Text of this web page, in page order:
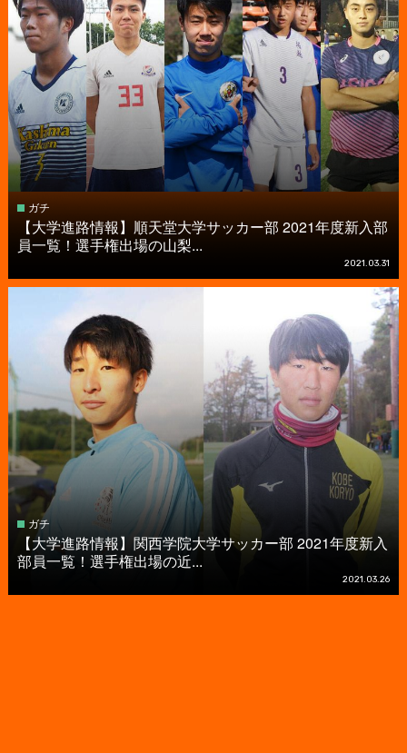
ガチ
【大学進路情報】順天堂大学サッカー部 2021年度新入部
員一覧！選手権出場の山梨...
2021.03.31
ガチ
【大学進路情報】関西学院大学サッカー部 2021年度新入
部員一覧！選手権出場の近...
2021.03.26